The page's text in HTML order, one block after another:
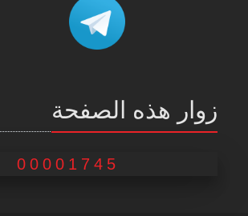
زوار هذه الصفحة
00001745